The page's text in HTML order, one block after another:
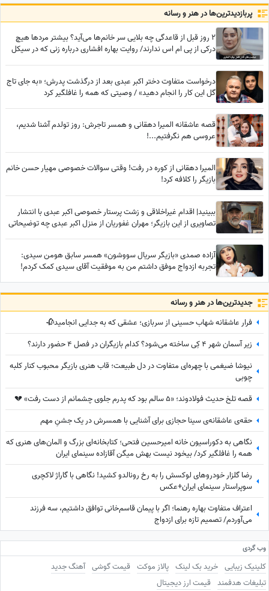
پربازدید‌ترین‌ها در هنر و رسانه
2 روز قبل از قاعدگی چه بلایی سر خانم‌ها می‌آید؟ بیشتر مردها هیچ
درکی از پی ام اس ندارند/ روایت بهاره افشاری درباره زنی که در سیکل
درخواست متفاوت دختر اکبر عبدی بعد از درگذشت پدرش؛ «به جای تاج
گل این کار را انجام دهید» / وصیتی که همه را غافلگیر کرد
قصه عاشقانه المیرا دهقانی و همسر تاجرش: روز تولدم آشنا شدیم،
عروسی هم نگرفتیم...!
المیرا دهقانی از کوره در رفت! وقتی سوالات خصوصی مهیار حسن خانم
بازیگر را کلافه کرد!
ببینید| اقدام غیراخلاقی و زشت پرستار خصوصی اکبر عبدی با انتشار
تصاویری از این بازیگر؛ مهران غفوریان از منزل اکبر عبدی چه توضیحاتی
آزاده صمدی «بازیگر سریال سووشون» همسر سابق هومن سیدی:
تجربه ازدواج موفق داشتم من به موفقیت آقای سیدی کمک کردم!
جدید‌ترین‌ها در هنر و رسانه
فرار عاشقانه شهاب حسینی از سربازی؛ عشقی که به جدایی انجامید🥀
زیر آسمان شهر 4 کِی ساخته می‌شود؟ کدام بازیگران در فصل 4 حضور دارند؟
نیوشا ضیغمی با چهره‌ای متفاوت در دل طبیعت؛ قاب هنری بازیگر محبوب کنار کلبه
چوبی
قصه تلخ حدیث فولادوند؛ «5 سالم بود که پدرم جلوی چشمانم از دست رفت» 💔
حقه‌ی عاشقانه‌ی سینا حجازی برای آشنایی با همسرش در یک جشنِ مهم
نگاهی به دکوراسیون خانه امیرحسین فتحی؛ کتابخانه‌ای بزرگ و المان‌های هنری که
همه را غافلگیر کرد/ بیخود نیست بهش میگن آقازاده سینمای ایران
رضا گلزار خودروهای لوکسش را به رخ رونالدو کشید! نگاهی با گاراژ لاکچری
سوپراستار سینمای ایران+عکس
اعتراف متفاوت بهاره رهنما؛ اگر با پیمان قاسم‌خانی توافق داشتیم، سه فرزند
می‌آوردم/ تصمیم تازه برای ازدواج
وب گردی
کلینیک زیبایی خرید بک لینک پالاز موکت قیمت گوشی آهنگ جدید
تبلیغات هدفمند قیمت ارز دیجیتال